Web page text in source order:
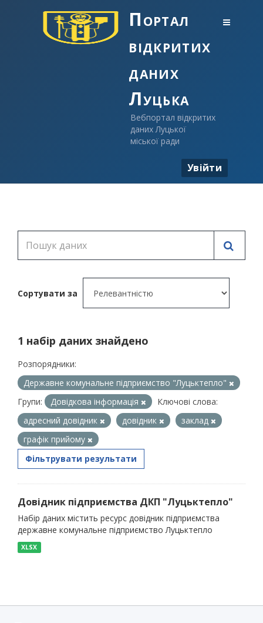
Портал
відкритих
даних
Луцька
Вебпортал відкритих
даних Луцької
міської ради
Увійти
Сортувати за
1 набір даних знайдено
Розпорядники:
Державне комунальне підприємство "Луцьктепло"
Групи:
Довідкова інформація
Ключові слова:
адресний довідник
довідник
заклад
графік прийому
Фільтрувати результати
Довідник підприємства ДКП "Луцьктепло"
Набір даних містить ресурс довідник підприємства
державне комунальне підприємство Луцьктепло
XLSX